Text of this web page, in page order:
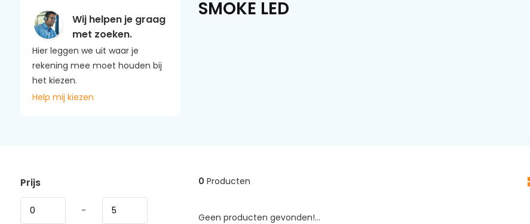
Wij helpen je graag
met zoeken.
Hier leggen we uit waar je
rekening mee moet houden bij
het kiezen.
Help mij kiezen
SMOKE LED
Prijs
-
0 Producten
Geen producten gevonden!...